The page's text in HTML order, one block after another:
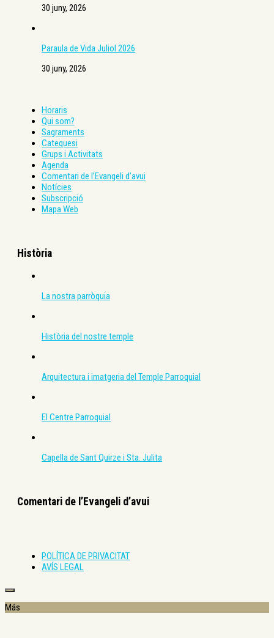
30 juny, 2026
Paraula de Vida Juliol 2026
30 juny, 2026
Horaris
Qui som?
Sagraments
Catequesi
Grups i Activitats
Agenda
Comentari de l’Evangeli d’avui
Notícies
Subscripció
Mapa Web
Història
La nostra parròquia
Història del nostre temple
Arquitectura i imatgeria del Temple Parroquial
El Centre Parroquial
Capella de Sant Quirze i Sta. Julita
Comentari de l’Evangeli d’avui
POLÍTICA DE PRIVACITAT
AVÍS LEGAL
Más